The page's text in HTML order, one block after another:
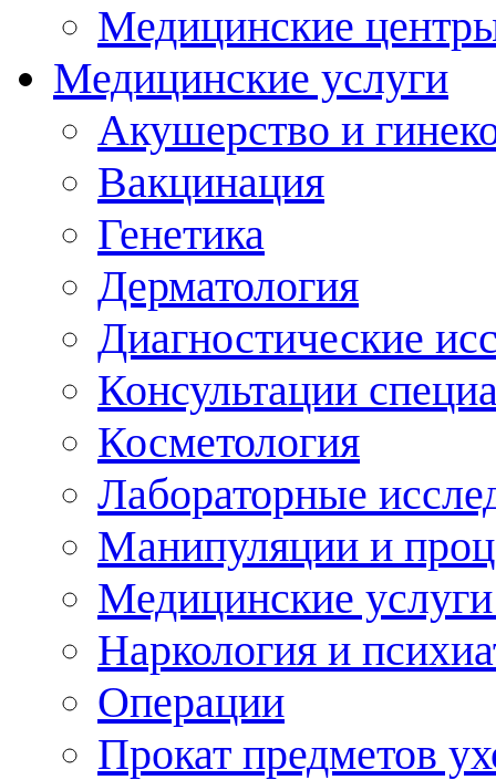
Медицинские
Медицинские услуги
Акушерство и
Вакцинация
Генетика
Дерматология
Диагностические
Консультации
Косметология
Лабораторные
Манипуляции и
Медицинские
Наркология и
Операции
Прокат предметов